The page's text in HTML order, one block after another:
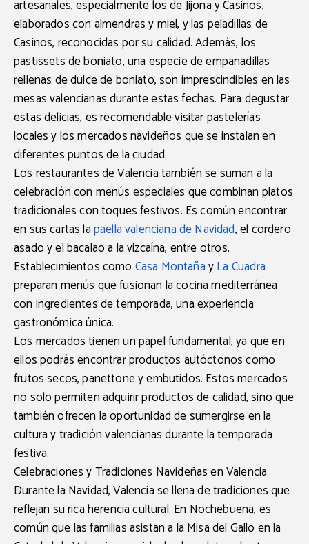
artesanales, especialmente los deJijona y Casinos,
elaborados con almendras y miel, y las peladillas de
Casinos, reconocidas por su calidad. Además, los
pastissets de boniato,una especie de empanadillas
rellenas de dulce de boniato, son imprescindibles en las
mesas valencianas durante estas fechas. Para degustar
estas delicias, es recomendable visitar pastelerías
locales y los mercados navideños que se instalan en
diferentes puntos de la ciudad.
Los restaurantes de Valencia también se suman a la
celebración con menús especiales que combinan platos
tradicionales con toques festivos. Es común encontrar
en sus cartas lapaella valenciana de Navidad, el cordero
asadoy elbacalao a la vizcaína, entre otros.
Establecimientos como Casa MontañayLa Cuadra
preparan menús que fusionan la cocina mediterránea
con ingredientes de temporada, una experiencia
gastronómica única.
Los mercadostienen un papel fundamental, ya que en
ellos podrás encontrar productos autóctonos como
frutos secos, panettone y embutidos. Estos mercados
no solo permiten adquirir productos de calidad, sino que
también ofrecen la oportunidad de sumergirse en la
cultura y tradición valencianas durante la temporada
festiva.
Celebraciones y Tradiciones Navideñas en Valencia
Durante la Navidad, Valencia se llena de tradiciones que
reflejan su rica herencia cultural. En Nochebuena, es
común que las familias asistan a la Misa del Gallo en la